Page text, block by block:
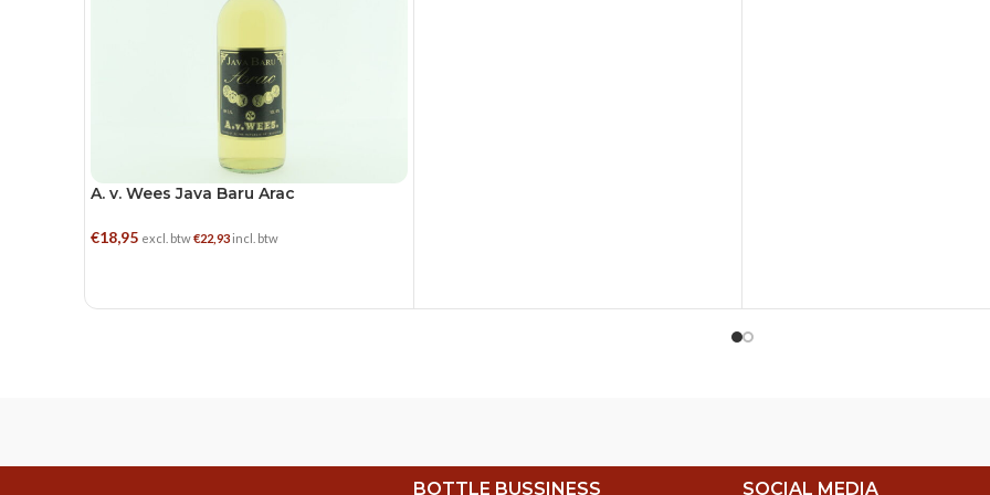
A. v. Wees Java Baru Arac
€18,95 excl. btw€22,93 incl. btw
BOTTLE BUSSINESS SOCIAL MEDIA